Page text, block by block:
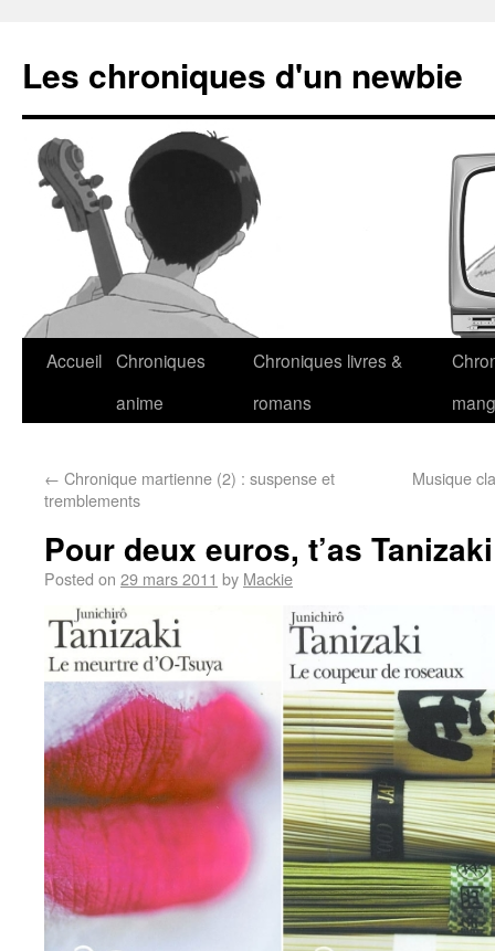
Les chroniques d'un newbie
Accueil Chroniques
anime
Chroniques livres &
romans
← Chronique martienne (2) : suspense et
tremblements
Musique
Pour deux euros, t’as Tanizaki
Posted on 29 mars 2011 by Mackie